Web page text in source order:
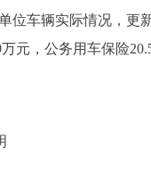
位车辆实际情况，更
元，公务用车保险